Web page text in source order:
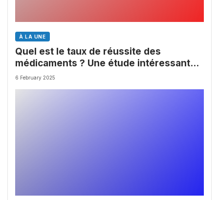
À LA UNE
Quel est le taux de réussite des
médicaments ? Une étude intéressante
chez les Big Pharmas
6 February 2025